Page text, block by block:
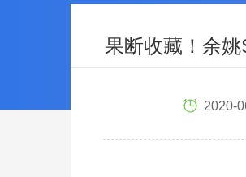
果断收藏！余
2020-